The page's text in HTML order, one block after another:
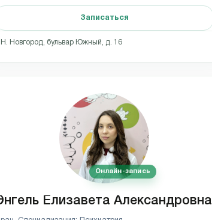
Записаться
Н. Новгород, бульвар Южный, д. 16
Онлайн-запись
Елизавета Александровна